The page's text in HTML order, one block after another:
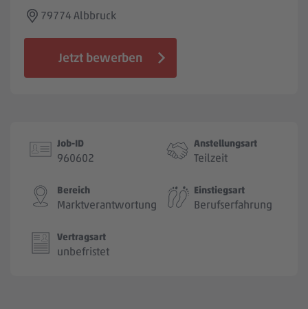
79774 Albbruck
Jetzt bewerben
Job-ID
960602
Anstellungsart
Teilzeit
Bereich
Marktverantwortung
Einstiegsart
Berufserfahrung
Vertragsart
unbefristet